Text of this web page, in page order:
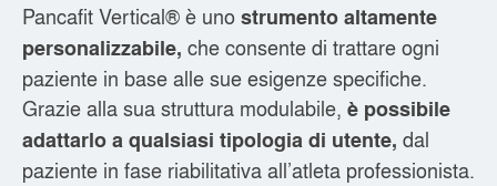
Pancafit Vertical® è unostrumento altamente
personalizzabile, che consente di trattare ogni
paziente in base alle sue esigenze specifiche.
Grazie alla sua struttura modulabile, è possibile
adattarlo a qualsiasi tipologia di utente, dal
paziente in fase riabilitativa all’atleta professionista.